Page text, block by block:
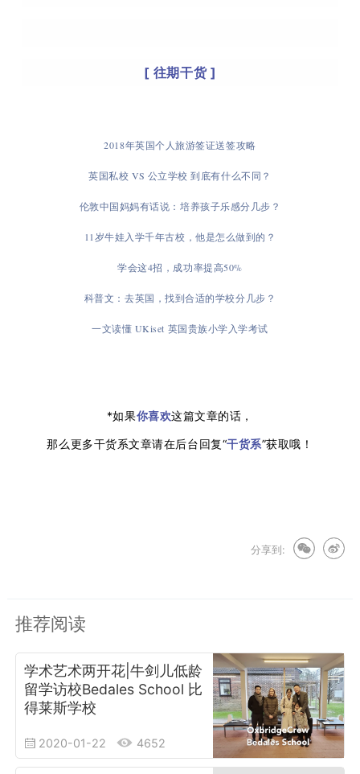
[ 往期干货 ]
2018年英国个人旅游签证送签攻略
英国私校 VS 公立学校 到底有什么不同？
伦敦中国妈妈有话说：培养孩子乐感分几步？
11岁牛娃入学千年古校，他是怎么做到的？
学会这4招，成功率提高50%
科普文：去英国，找到合适的学校分几步？
一文读懂 UKiset 英国贵族小学入学考试
*如果你喜欢这篇文章的话，
那么更多干货系文章请在后台回复“干货系”获取哦！
分享到:
推荐阅读
学术艺术两开花|牛剑儿低龄
留学访校Bedales School 比
得莱斯学校
2020-01-22 4652